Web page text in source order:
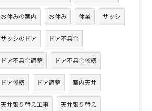
お休みの案内 お休み 休業 サッシ
サッシのドア ドア不具合
ドア不具合調整 ドア不具合修繕
ドア修繕 ドア調整 室内天井
天井張り替え工事 天井張り替え